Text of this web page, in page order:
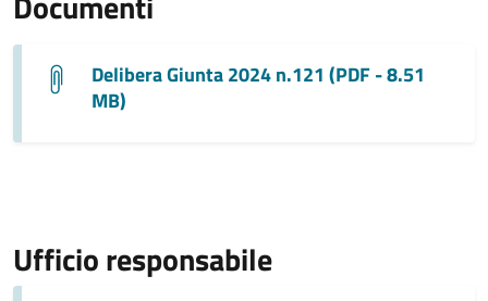
Delibera Giunta 2024 n.121 (PDF - 8.51
MB)
Ufficio responsabile